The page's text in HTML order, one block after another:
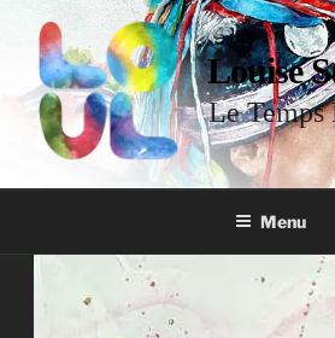
Louise
Le Temps
Menu